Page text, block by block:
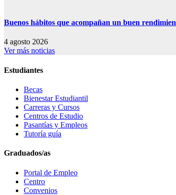
Buenos hábitos que acompañan un buen
4 agosto 2026
Ver más noticias
Estudiantes
Becas
Bienestar Estudiantil
Carreras y Cursos
Centros de Estudio
Pasantías y Empleos
Tutoría guía
Graduados/as
Portal de Empleo
Centro
Convenios